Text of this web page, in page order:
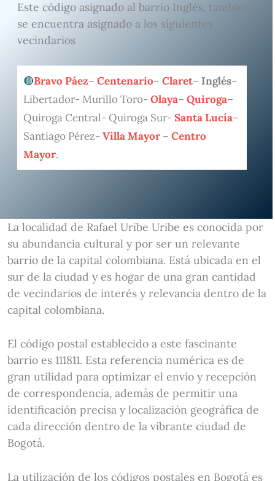
Este código asignado al barrio Inglés, también
se encuentra asignado a los siguientes
vecindarios
Bravo Páez– Centenario– Claret– Inglés–
Libertador- Murillo Toro- Olaya– Quiroga–
Quiroga Central- Quiroga Sur- Santa Lucía–
Santiago Pérez- Villa Mayor– Centro
Mayor.
La localidad de Rafael Uribe Uribe es conocida por
su abundancia cultural y por ser un relevante
barrio de la capital colombiana. Está ubicada en el
sur de la ciudad y es hogar de una gran cantidad
de vecindarios de interés y relevancia dentro de la
capital colombiana.
El código postal establecido a este fascinante
barrio es 111811. Esta referencia numérica es de
gran utilidad para optimizar el envío y recepción
de correspondencia, además de permitir una
identificación precisa y localización geográfica de
cada dirección dentro de la vibrante ciudad de
Bogotá.
La utilización de los códigos postales en Bogotá es